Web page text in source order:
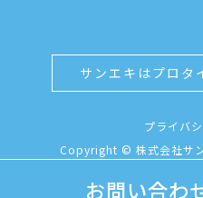
サンエキはプロタ
プライバ
Copyright © 株式会社サ
お問い合わ